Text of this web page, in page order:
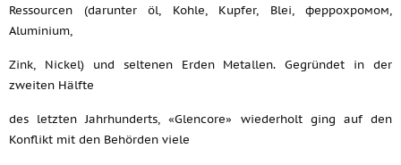
Ressourcen (darunter öl, Kohle, Kupfer, Blei, феррохромом,
Aluminium,
Zink, Nickel) und seltenen Erden Metallen. Gegründet in der
zweiten Hälfte
des letzten Jahrhunderts, «Glencore» wiederholt ging auf den
Konflikt mit den Behörden viele